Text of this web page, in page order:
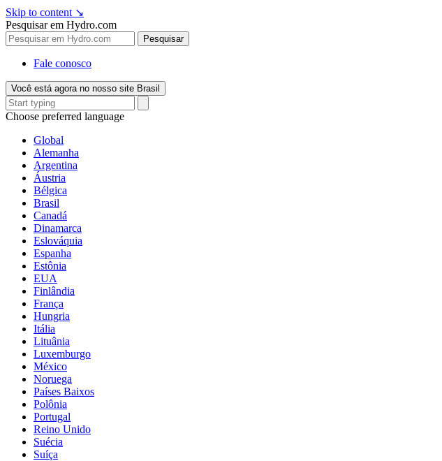
Skip to content ↘
Pesquisar em Hydro.com
Pesquisar
Fale conosco
Você está agora no nosso site Brasil
Choose preferred language
Global
Alemanha
Argentina
Áustria
Bélgica
Brasil
Canadá
Dinamarca
Eslováquia
Espanha
Estônia
EUA
Finlândia
França
Hungria
Itália
Lituânia
Luxemburgo
México
Noruega
Países Baixos
Polônia
Portugal
Reino Unido
Suécia
Suíça